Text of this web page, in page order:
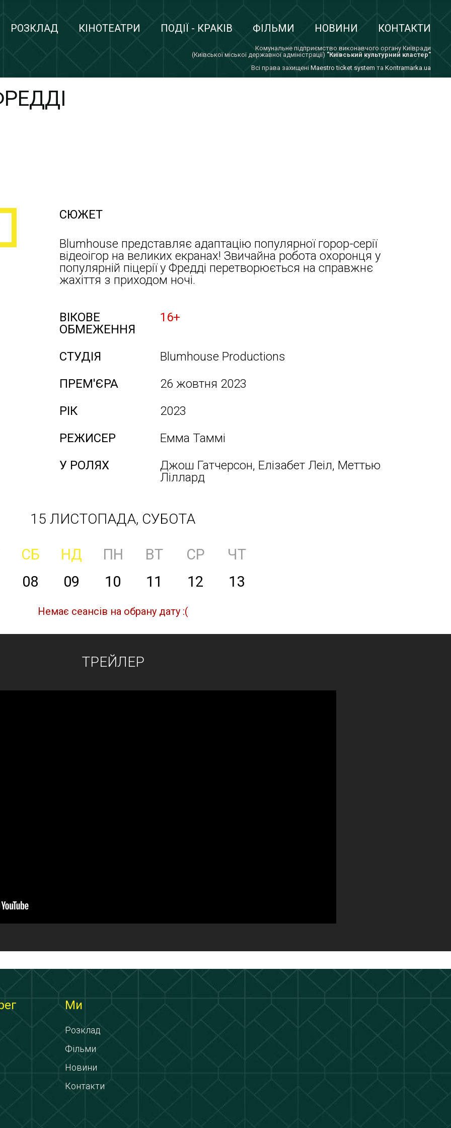
РОЗКЛАД КІНОТЕАТРИ ПОДІЇ - КРАКІВ ФІЛЬМИ НОВИНИ КОНТАКТИ
Комунальне підприємство виконавчого органу Київради
(Київської міської державної адміністрації) "Київський культурний кластер"
Всi права захищенi Maestro ticket system та Kontramarka.ua
СЮЖЕТ
Blumhouse представляє адаптацію популярної горор-серії
відеоігор на великих екранах! Звичайна робота охоронця у
популярній піцерії у Фредді перетворюється на справжнє
жахіття з приходом ночі.
ВІКОВЕ
ОБМЕЖЕННЯ
16+
СТУДІЯ
Blumhouse Productions
ПРЕМ'ЄРА
26 жовтня 2023
РІК
2023
РЕЖИСЕР
Емма Таммі
У РОЛЯХ
Джош Гатчерсон, Елізабет Леіл, Меттью
Ліллард
15 ЛИСТОПАДА, СУБОТА
СБ НД ПН ВТ СР
ЧТ
08 09 10 11 12 13
Немає сеансів на обрану дату :(
ТРЕЙЛЕР
Ми
Розклад
Фільми
Новини
Контакти